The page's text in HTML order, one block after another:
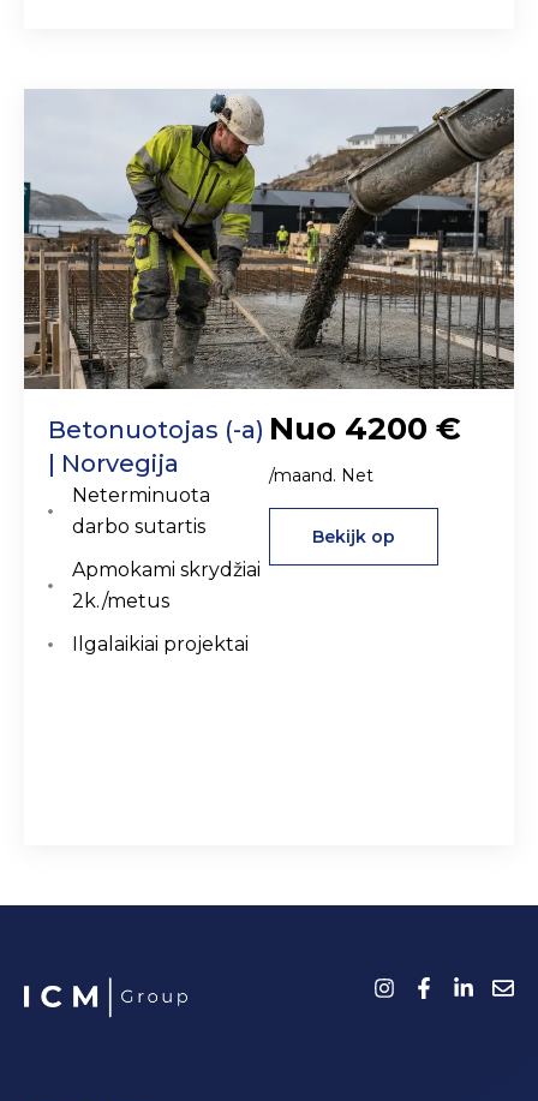
Betonuotojas (-a)
| Norvegija
Neterminuota
darbo sutartis
Apmokami skrydžiai
2k./metus
Ilgalaikiai projektai
Nuo 4200 €
/maand. Net
Bekijk op